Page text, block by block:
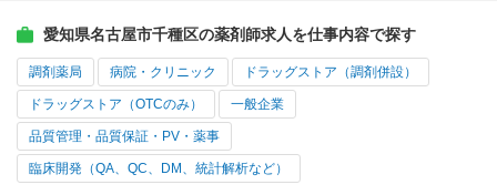
愛知県名古屋市千種区の薬剤師求人を仕事内容で探す
調剤薬局 病院・クリニック ドラッグストア（調剤併設）
ドラッグストア（OTCのみ） 一般企業
品質管理・品質保証・PV・薬事
臨床開発（QA、QC、DM、統計解析など）